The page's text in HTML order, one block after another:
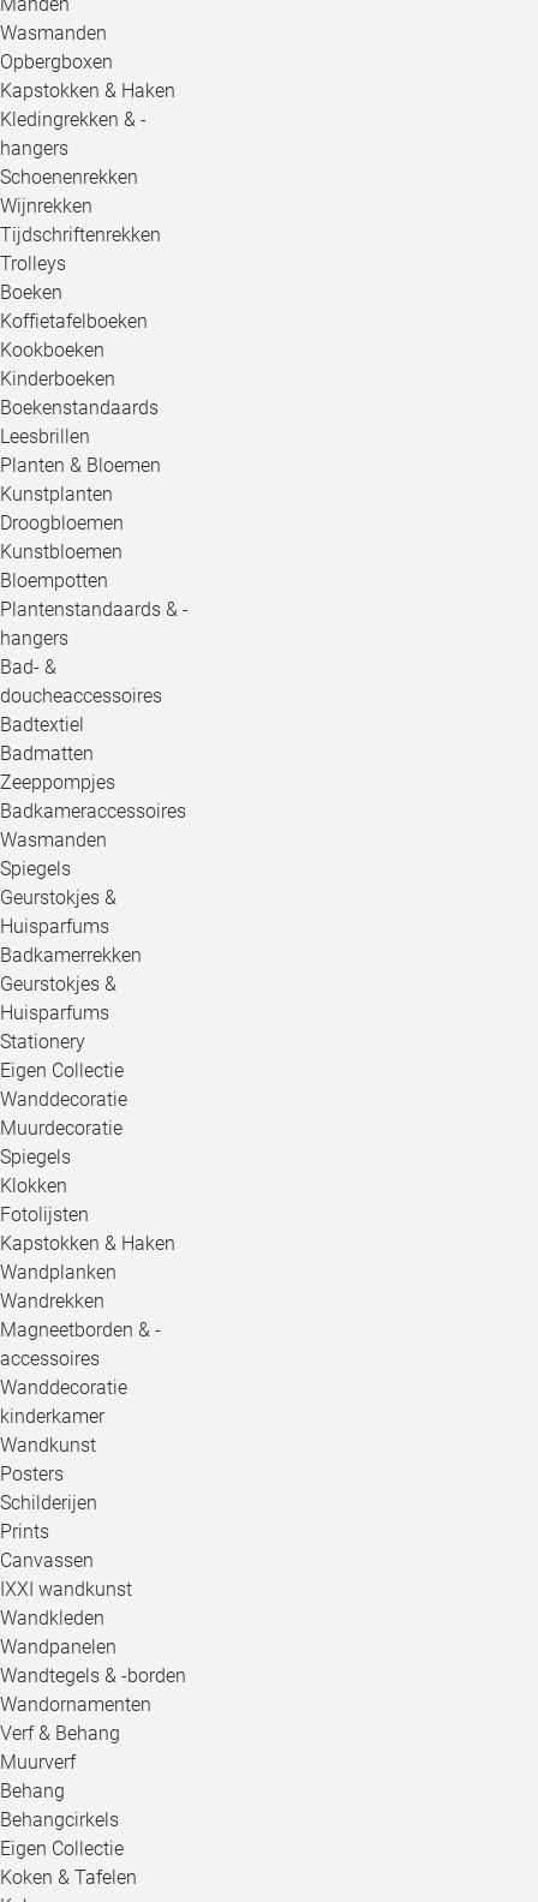
Wasmanden
Opbergboxen
Kapstokken & Haken
Kledingrekken & -
hangers
Schoenenrekken
Wijnrekken
Tijdschriftenrekken
Trolleys
Boeken
Koffietafelboeken
Kookboeken
Kinderboeken
Boekenstandaards
Leesbrillen
Planten & Bloemen
Kunstplanten
Droogbloemen
Kunstbloemen
Bloempotten
Plantenstandaards & -
hangers
Bad- &
doucheaccessoires
Badtextiel
Badmatten
Zeeppompjes
Badkameraccessoires
Wasmanden
Spiegels
Geurstokjes &
Huisparfums
Badkamerrekken
Geurstokjes &
Huisparfums
Stationery
Eigen Collectie
Wanddecoratie
Muurdecoratie
Spiegels
Klokken
Fotolijsten
Kapstokken & Haken
Wandplanken
Wandrekken
Magneetborden & -
accessoires
Wanddecoratie
kinderkamer
Wandkunst
Posters
Schilderijen
Prints
Canvassen
IXXI wandkunst
Wandkleden
Wandpanelen
Wandtegels & -borden
Wandornamenten
Verf & Behang
Muurverf
Behang
Behangcirkels
Eigen Collectie
Koken & Tafelen